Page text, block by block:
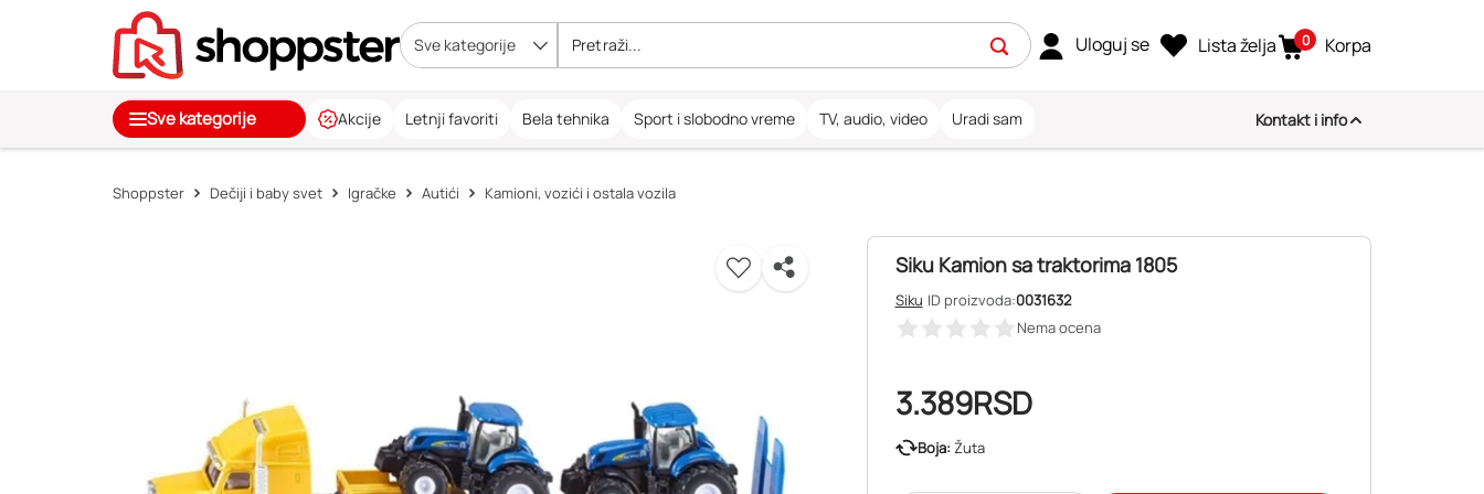
Sve kategorije Uloguj se Lista želja 0 Korpa
Sve kategorije Akcije Letnji favoriti Bela tehnika Sport i slobodno vreme TV, audio, video Uradi sam Kontakt i info
Shoppster Dečiji i baby svet Igračke Autići Kamioni, vozići i ostala vozila
Siku Kamion sa traktorima 1805
Siku ID proizvoda:0031632
Nema ocena
3.389RSD
Boja: Žuta